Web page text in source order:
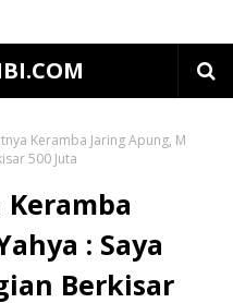
Keramba Jaring Apung, M
500 Juta
Keramba
: Saya
Berkisar